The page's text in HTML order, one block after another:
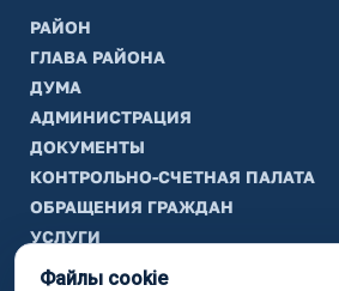
РАЙОН
ГЛАВА РАЙОНА
ДУМА
АДМИНИСТРАЦИЯ
ДОКУМЕНТЫ
КОНТРОЛЬНО-СЧЕТНАЯ ПАЛАТА
ОБРАЩЕНИЯ ГРАЖДАН
УСЛУГИ
ТИК
Файлы cookie